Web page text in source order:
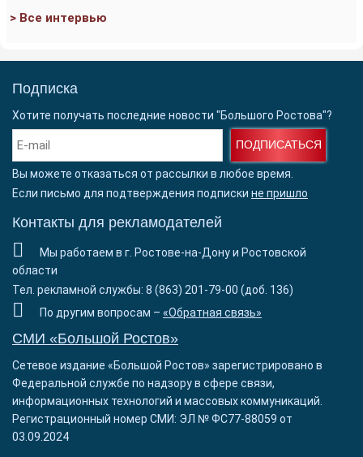
> Все интервью
Подписка
Хотите получать последние новости "Большого Ростова"?
ПОДПИСАТЬСЯ
Вы можете отказаться от рассылки в любое время.
Если письмо для подтверждения подписки не пришло
Контакты для рекламодателей
Мы работаем в г. Ростове-на-Дону и Ростовской
области
Тел. рекламной службы: 8 (863) 201-79-00 (доб. 136)
По другим вопросам – «Обратная связь»
СМИ «Большой Ростов»
Сетевое издание «Большой Ростов» зарегистрировано в
Федеральной службе по надзору в сфере связи,
информационных технологий и массовых коммуникаций.
Регистрационный номер СМИ: ЭЛ № ФС77-88059 от
03.09.2024